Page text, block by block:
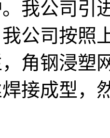
我公司引
我公司按照
角钢浸塑
接成型，